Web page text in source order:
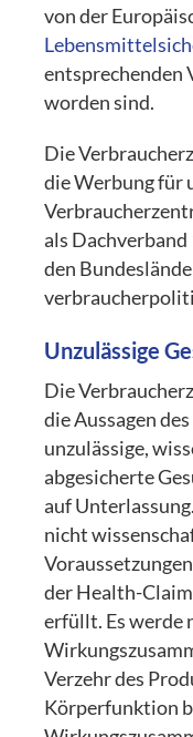
von der
entsprechenden
worden sind.
Die
die Werbung für
als
den
Unzulässige
Die
die Aussagen
unzulässige,
abgesicherte
auf
nicht
der Health-
erfüllt. Es werde
Verzehr des
Körperfunktion